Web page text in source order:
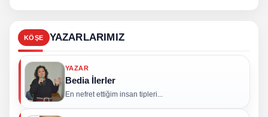
KÖŞE YAZARLARIMIZ
YAZAR
Bedia İlerler
En nefret ettiğim insan tipleri...